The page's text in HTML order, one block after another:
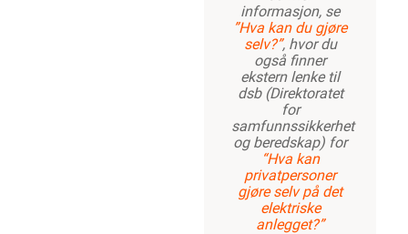
informasjon, se
”Hva kan du gjøre
selv?”, hvor du
også finner
ekstern lenke til
dsb (Direktoratet
for
samfunnssikkerhet
og beredskap) for
“Hva kan
privatpersoner
gjøre selv på det
elektriske
anlegget?”